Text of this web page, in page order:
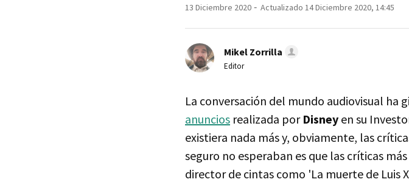
13 Diciembre 2020 Actualizado 14 Diciembre 2020, 14:45
Mikel Zorrilla
Editor
La conversación del mundo audiovisual ha
anuncios realizada por Disney en su
existiera nada más y, obviamente, las
seguro no esperaban es que las críticas
director de cintas como 'La muerte de Luis